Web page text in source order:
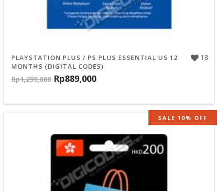
18
PLAYSTATION PLUS / PS PLUS ESSENTIAL US 12
MONTHS (DIGITAL CODES)
Rp1,299,000 Rp889,000
SALE 10% OFF